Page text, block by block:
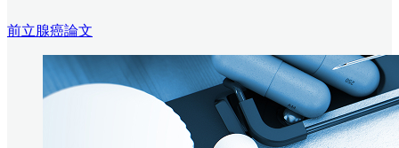
前立腺癌論文